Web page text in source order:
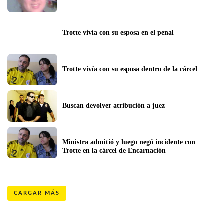
Trotte vivía con su esposa en el penal
Trotte vivía con su esposa dentro de la cárcel
Buscan devolver atribución a juez
Ministra admitió y luego negó incidente con
Trotte en la cárcel de Encarnación
CARGAR MÁS